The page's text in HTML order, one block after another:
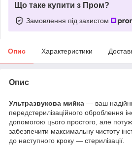
Що таке купити з Пром?
Замовлення під захистом
Опис Характеристики
Опис
Ультразвукова мийка — ваш
передстерилізаційного оброблення
допомогою цього простого, але
забезпечити максимальну чистоту
до наступного кроку — стерилізації.